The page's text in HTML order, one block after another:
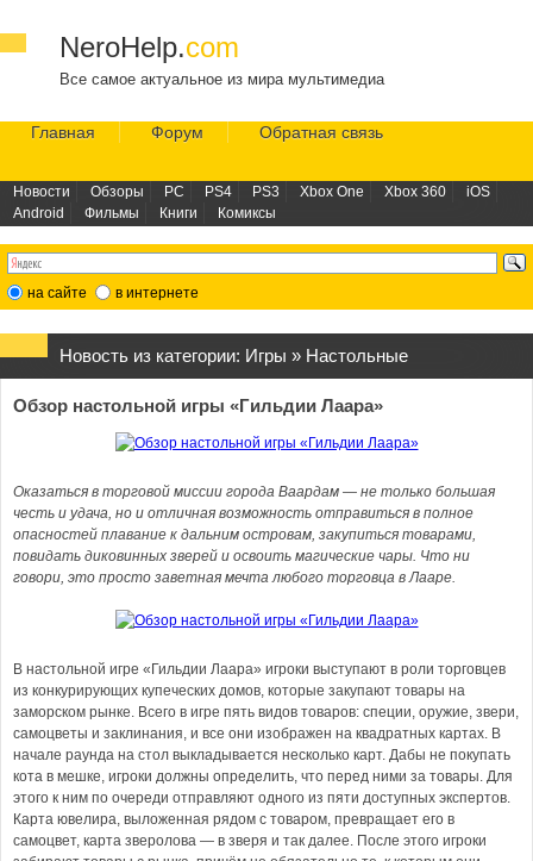
NeroHelp.com
Все самое актуальное из мира мультимедиа
Главная Форум Обратная связь
Новости Обзоры PC PS4 PS3 Xbox One Xbox 360
iOS
Android
Фильмы Книги Комиксы
на сайте в интернете
Новость из категории: Игры » Настольные
Обзор настольной игры «Гильдии Лаара»
Оказаться в торговой миссии города Ваардам — не только большая
честь и удача, но и отличная возможность отправиться в полное
опасностей плавание к дальним островам, закупиться товарами,
повидать диковинных зверей и освоить магические чары. Что ни
говори, это просто заветная мечта любого торговца в Лааре.
В настольной игре «Гильдии Лаара» игроки выступают в роли торговцев
из конкурирующих купеческих домов, которые закупают товары на
заморском рынке. Всего в игре пять видов товаров: специи, оружие, звери,
самоцветы и заклинания, и все они изображен на квадратных картах. В
начале раунда на стол выкладывается несколько карт. Дабы не покупать
кота в мешке, игроки должны определить, что перед ними за товары. Для
этого к ним по очереди отправляют одного из пяти доступных экспертов.
Карта ювелира, выложенная рядом с товаром, превращает его в
самоцвет, карта зверолова — в зверя и так далее. После этого игроки